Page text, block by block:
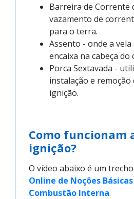
Barreira de Corrente
vazamento de
para o terra.
Assento - onde a vela
encaixa na cabeça do
Porca Sextavada -
instalação e remoção
ignição.
Como funcionam
ignição?
O vídeo abaixo é um
Online de Noções
Combustão Interna.